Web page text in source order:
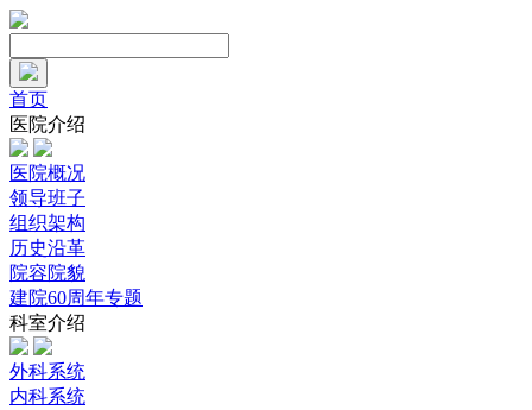
首页
医院介绍
医院概况
领导班子
组织架构
历史沿革
院容院貌
建院60周年专题
科室介绍
外科系统
内科系统